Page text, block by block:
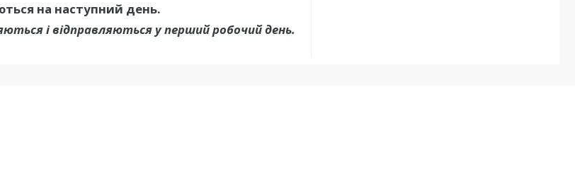
на наступний день.
і відправляються у перший робочий день.